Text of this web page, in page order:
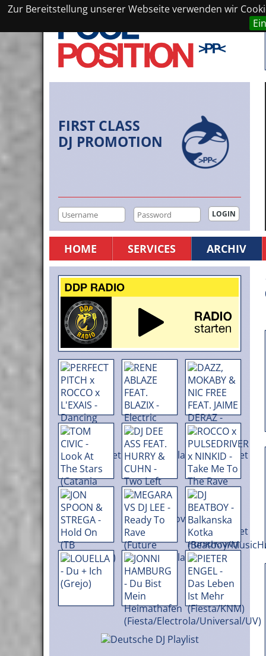
Zur Bereitstellung unserer Webseite verwenden wir
FIRST CLASS
DJ PROMOTION
HOME SERVICES ARCHIV